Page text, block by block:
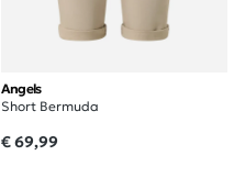
Angels
Short Bermuda
€ 69,99